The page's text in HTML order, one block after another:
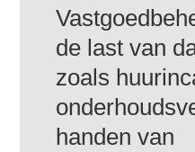
de last van
zoals
handen van